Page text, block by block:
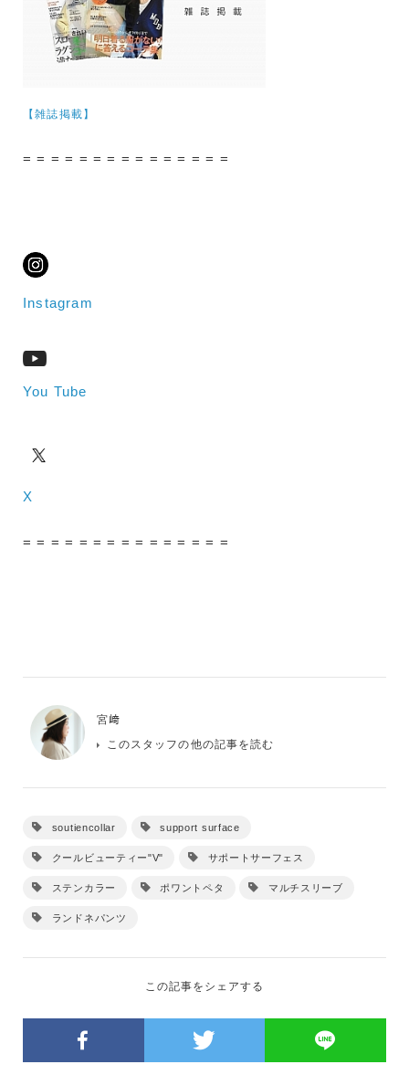
【雑誌掲載】
= = = = = = = = = = = = = = =
Instagram
You Tube
X
= = = = = = = = = = = = = = =
宮﨑
このスタッフの他の記事を読む
soutiencollar support surface
クールビューティー"V" サポートサーフェス
ステンカラー ポワントペタ マルチスリーブ
ランドネパンツ
この記事をシェアする